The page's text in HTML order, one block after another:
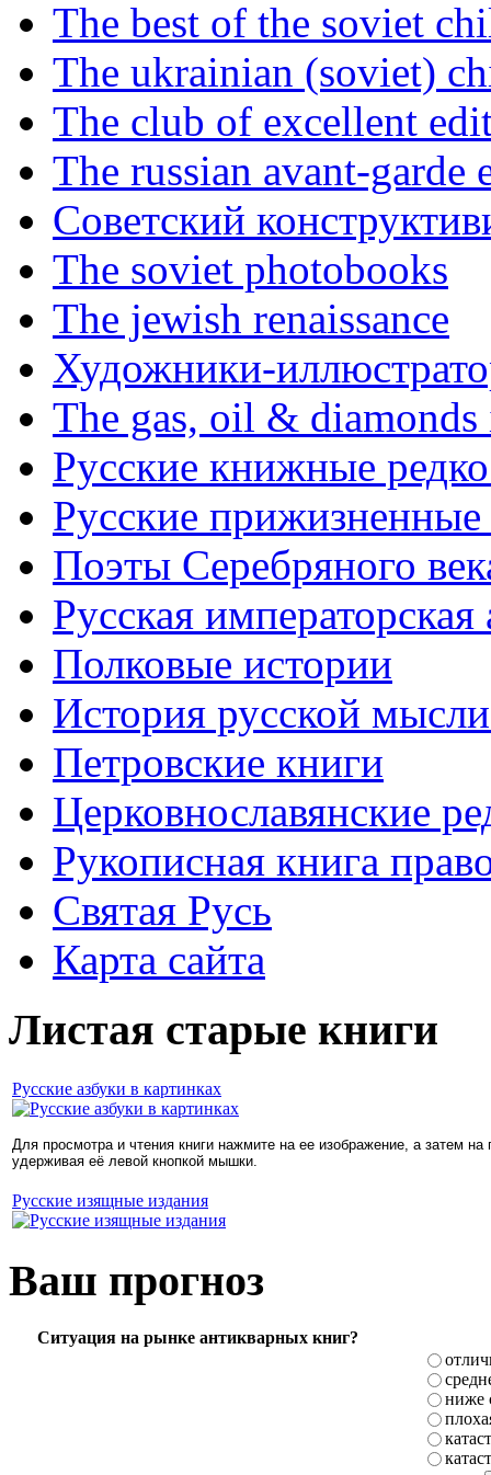
The best of the soviet
The ukrainian (soviet)
The club of excellent
The russian avant-garde
Советский
The soviet photobooks
The jewish renaissance
Художники-
The gas, oil & diamonds
Русские книжные
Русские прижизненные
Поэты Серебряного
Русская
Полковые истории
История русской
Петровские книги
Церковнославянские
Рукописная книга
Святая Русь
Карта сайта
Листая старые книги
Русские азбуки в картинках
Для просмотра и чтения книги нажмите на ее изображение, а затем
удерживая её левой кнопкой мышки.
Русские изящные издания
Ваш прогноз
Ситуация на рынке антикварных книг?
ниже